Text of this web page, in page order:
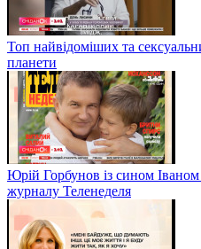
Топ найвідоміших та
планети
Юрій Горбунов із сином Іваном
журналу Теленеделя